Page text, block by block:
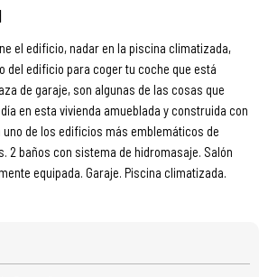
el edificio, nadar en la piscina climatizada,
del edificio para coger tu coche que está
de garaje, son algunas de las cosas que
en esta vivienda amueblada y construida con
de los edificios más emblemáticos de
2 baños con sistema de hidromasaje. Salón
equipada. Garaje. Piscina climatizada.